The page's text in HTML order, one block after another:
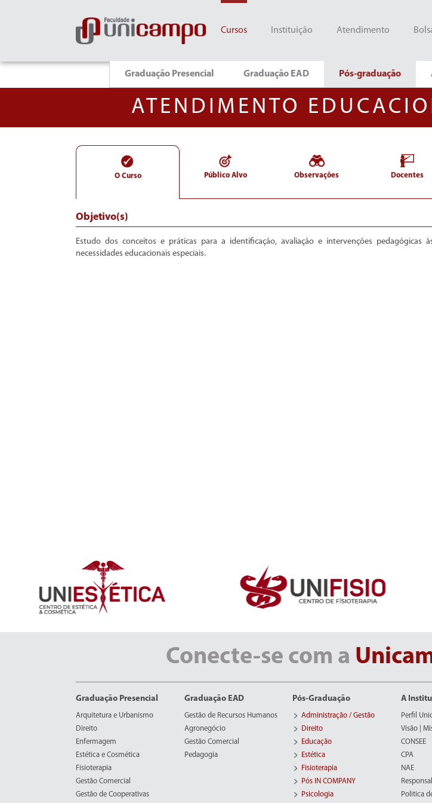
Cursos
Graduação Presencial Graduação EAD Pós-graduação
Instituição Atendimento
ATENDIMENTO
O Curso Público Alvo Observações Docentes
Objetivo(s)
Estudo dos conceitos e práticas para a identificação, avaliação e intervenções pedagógicas
necessidades educacionais especiais.
Conecte-se com a
Graduação Presencial
Arquitetura e Urbanismo
Direito
Enfermagem
Estética e Cosmética
Fisioterapia
Gestão Comercial
Gestão de Cooperativas
Graduação EAD
Gestão de Recursos Humanos
Agronegócio
Gestão Comercial
Pedagogia
Pós-Graduação
Administração / Gestão
Direito
Educação
Estética
Fisioterapia
Pós IN COMPANY
Psicologia
A
Perfil
Visão |
CONSEE
CPA
NAE
Politica